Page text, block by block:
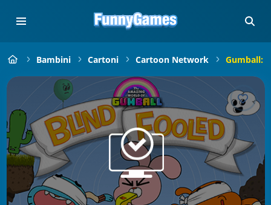
Bambini Cartoni Cartoon Network Gumball: